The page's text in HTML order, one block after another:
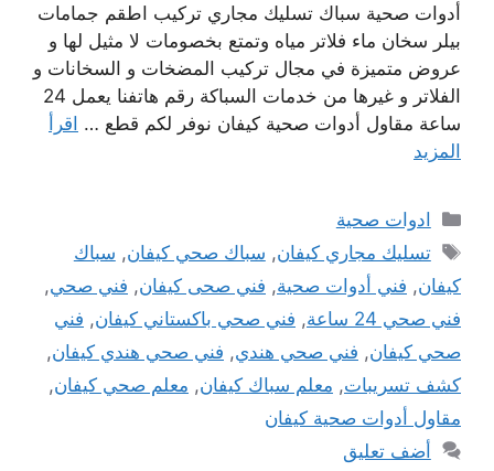
أدوات صحية سباك تسليك مجاري تركيب اطقم جمامات
بيلر سخان ماء فلاتر مياه وتمتع بخصومات لا مثيل لها و
عروض متميزة في مجال تركيب المضخات و السخانات و
الفلاتر و غيرها من خدمات السباكة رقم هاتفنا يعمل 24
ساعة مقاول أدوات صحية كيفان نوفر لكم قطع … اقرأ
المزيد
التصنيفات
ادوات صحية
الوسوم
تسليك مجاري كيفان, سباك صحي كيفان, سباك
كيفان, فني أدوات صحية, فني صحى كيفان, فني صحي,
فني صحي 24 ساعة
, فني صحي باكستاني كيفان, فني
صحي كيفان, فني صحي هندي, فني صحي هندي كيفان,
كشف تسريبات, معلم سباك كيفان, معلم صحي كيفان,
مقاول أدوات صحية كيفان
أضف تعليق